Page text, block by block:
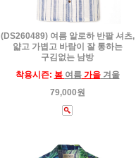
(DS260489) 여름 알로하 반팔 셔츠,
얇고 가볍고 바람이 잘 통하는
구김없는 남방
착용시즌: 봄 여름가을겨울
79,000원